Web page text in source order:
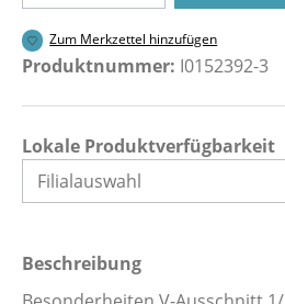
Zum Merkzettel hinzufügen
Produktnummer: I0152392-3
Lokale Produktverfügbarkeit
Beschreibung